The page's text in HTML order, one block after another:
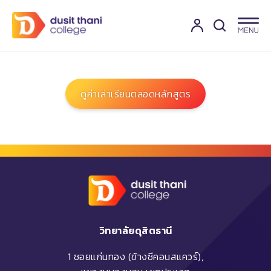
ดูค่าเล่าเรียนตลอดหลักสูตร
วิทยาลัยดุสิตธานี
1 ซอยแก่นทอง (ข้างซีคอนสแควร์),